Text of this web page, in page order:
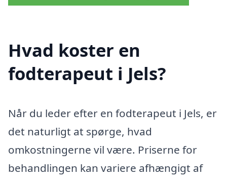
Hvad koster en
fodterapeut i Jels?
Når du leder efter en fodterapeut i Jels, er
det naturligt at spørge, hvad
omkostningerne vil være. Priserne for
behandlingen kan variere afhængigt af